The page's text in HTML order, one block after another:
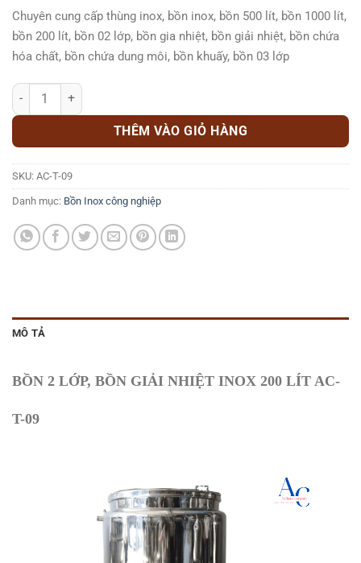
Chuyên cung cấp thùng inox, bồn inox, bồn 500 lít, bồn 1000 lít,
bồn 200 lít, bồn 02 lớp, bồn gia nhiệt, bồn giải nhiệt, bồn chứa
hóa chất, bồn chứa dung môi, bồn khuấy, bồn 03 lớp
Bồn 2 lớp, bồn giải nhiệt inox 200 lít AC-T-09 số lượng
THÊM VÀO GIỎ HÀNG
SKU: AC-T-09
Danh mục: Bồn Inox công nghiệp
MÔ TẢ
BỒN 2 LỚP, BỒN GIẢI NHIỆT INOX 200 LÍT AC-
T-09